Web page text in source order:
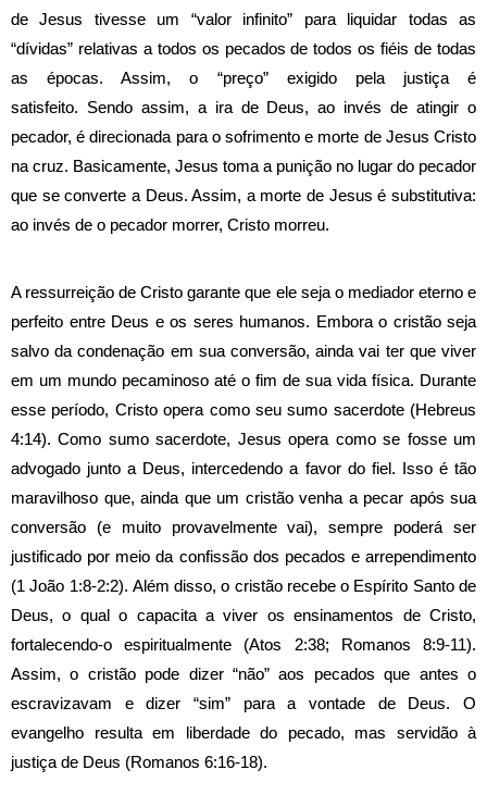
de Jesus tivesse um “valor infinito” para liquidar todas as
“dívidas” relativas a todos os pecados de todos os fiéis de todas
as épocas. Assim, o “preço” exigido pela justiça é
satisfeito. Sendo assim, a ira de Deus, ao invés de atingir o
pecador, é direcionada para o sofrimento e morte de Jesus Cristo
na cruz. Basicamente, Jesus toma a punição no lugar do pecador
que se converte a Deus. Assim, a morte de Jesus é substitutiva:
ao invés de o pecador morrer, Cristo morreu.
A ressurreição de Cristo garante que ele seja o mediador eterno e
perfeito entre Deus e os seres humanos. Embora o cristão seja
salvo da condenação em sua conversão, ainda vai ter que viver
em um mundo pecaminoso até o fim de sua vida física. Durante
esse período, Cristo opera como seu sumo sacerdote (Hebreus
4:14).Como sumo sacerdote, Jesus opera como se fosse um
advogado junto a Deus, intercedendo a favor do fiel. Isso é tão
maravilhoso que, ainda que um cristão venha a pecar após sua
conversão (e muito provavelmente vai), sempre poderá ser
justificado por meio da confissão dos pecados e arrependimento
(1 João 1:8-2:2). Além disso, o cristão recebe o Espírito Santo de
Deus, o qual o capacita a viver os ensinamentos de Cristo,
fortalecendo-o espiritualmente (Atos 2:38; Romanos 8:9-11).
Assim, o cristão pode dizer “não” aos pecados que antes o
escravizavam e dizer “sim” para a vontade de Deus. O
evangelho resulta em liberdade do pecado, mas servidão à
justiça de Deus (Romanos 6:16-18).